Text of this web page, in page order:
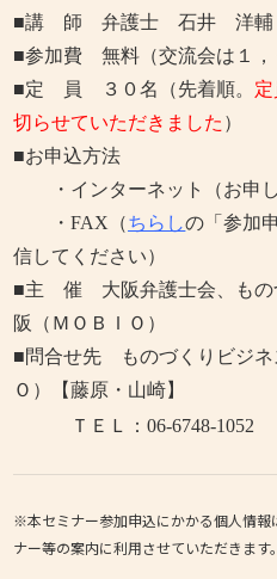
■講 師 弁護士 石井 洋輔 氏
■参加費 無料（交流会は１，
■定 員 ３０名（先着順。
切らせていただきました ）
■お申込方法
・ インターネット（お申
・FAX （ちらしの「参加
信してください）
■主 催 大阪弁護士会、もの
阪（ＭＯＢＩＯ）
■問合せ先 ものづくりビジネ
Ｏ）【藤原・山崎】
ＴＥＬ：06-6748-1052
※本セミナー参加申込にかかる個人情報
ナー等の案内に利用させていただきます。